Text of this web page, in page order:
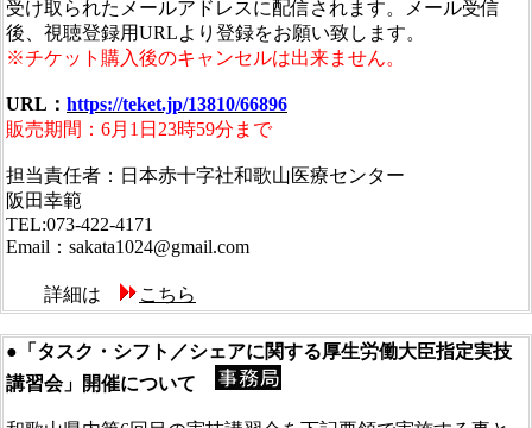
受け取られたメールアドレスに配信されます。メール受信
後、視聴登録用URLより登録をお願い致します。
※チケット購入後のキャンセルは出来ません。
URL： https://teket.jp/13810/66896
販売期間：6月1日23時59分まで
担当責任者：日本赤十字社和歌山医療センター
阪田幸範
TEL:073-422-4171
Email：sakata1024@gmail.com
詳細は こちら
●「タスク・シフト／シェアに関する厚生労働大臣指定実技
講習会」開催について